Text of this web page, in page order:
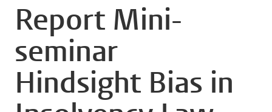
Report Mini-
seminar
Hindsight Bias in